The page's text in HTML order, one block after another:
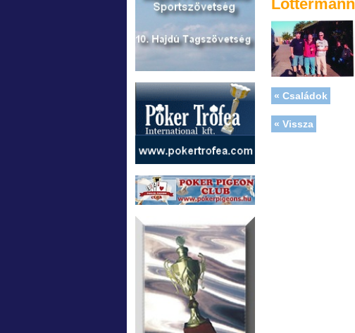
Lottermann
« Családok
« Vissza